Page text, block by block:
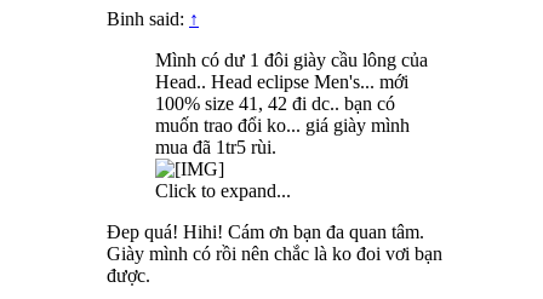
Binh said: ↑
Mình có dư 1 đôi giày cầu lông của
Head.. Head eclipse Men's... mới
100% size 41, 42 đi dc.. bạn có
muốn trao đổi ko... giá giày mình
mua đã 1tr5 rùi.
Click to expand...
Đep quá! Hihi! Cám ơn bạn đa quan tâm.
Giày mình có rồi nên chắc là ko đoi vơi bạn
được.